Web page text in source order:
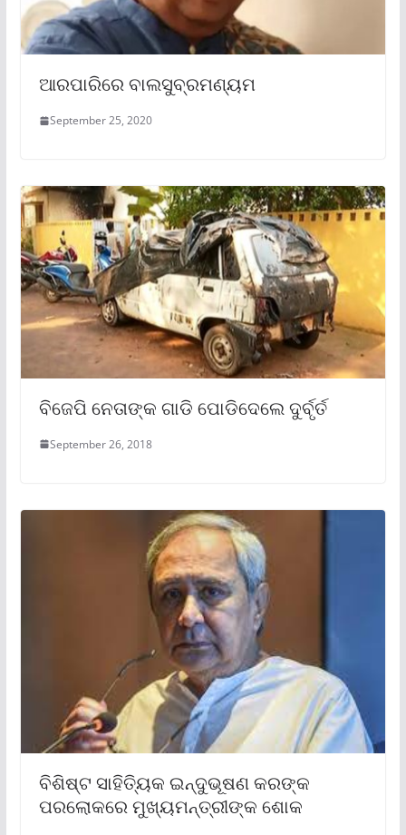
ଆରପାରିରେ ବାଲସୁବ୍ରମଣ୍ୟମ
September 25, 2020
ବିଜେପି ନେତାଙ୍କ ଗାଡି ପୋଡିଦେଲେ ଦୁର୍ବୃର୍ତ
September 26, 2018
ବିଶିଷ୍ଟ ସାହିତ୍ୟିକ ଇନ୍ଦୁଭୂଷଣ କରଙ୍କ
ପରଲୋକରେ ମୁଖ୍ୟମନ୍ତ୍ରୀଙ୍କ ଶୋକ